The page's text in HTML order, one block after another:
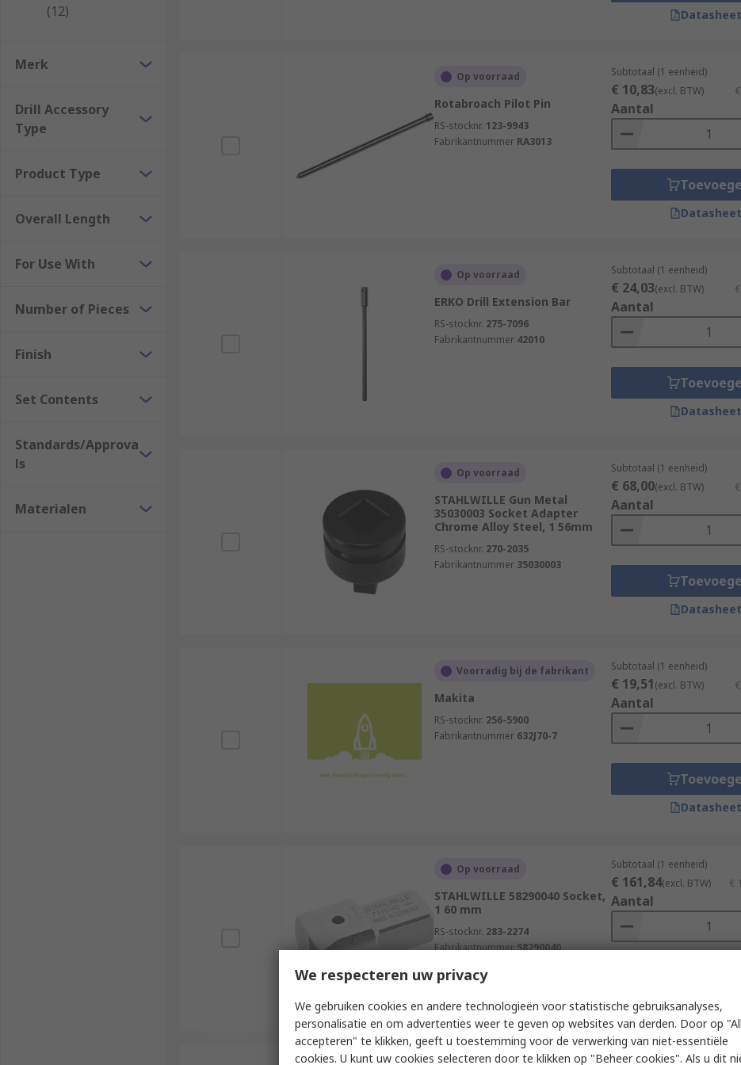
more efficient to purchase several accessories instead of a new tool, especially if your main drill is adaptable and can
(12)
Merk
Drill Accessory
Type
Product Type
Overall Length
For Use With
Number of Pieces
Finish
Set Contents
Standards/Approva
ls
Materialen
Op voorraad
Rotabroach Pilot Pin
RS-stocknr. 123-9943
Fabrikantnummer RA3013
Subtotaal (1 eenheid)
€ 10,83(excl. BTW)
Aantal
Op voorraad
ERKO Drill Extension Bar
RS-stocknr. 275-7096
Fabrikantnummer 42010
Subtotaal (1 eenheid)
€ 24,03(excl. BTW)
Aantal
Op voorraad
STAHLWILLE Gun Metal
35030003 Socket Adapter
Chrome Alloy Steel, 1 56mm
RS-stocknr. 270-2035
Fabrikantnummer 35030003
Subtotaal (1 eenheid)
€ 68,00(excl. BTW)
Aantal
Voorradig bij de fabrikant
Makita
RS-stocknr. 256-5900
Fabrikantnummer 632J70-7
Subtotaal (1 eenheid)
€ 19,51(excl. BTW)
Aantal
Op voorraad
STAHLWILLE 58290040 Socket,
1 60 mm
RS-stocknr. 283-2274
Fabrikantnummer58290040
Subtotaal (1 eenheid)
€ 161,84(excl. BTW) €
Aantal
Datasheets
Subtotaal (1 eenheid)
We respecteren uw privacy
We gebruiken cookies en andere technologieën voor statistische gebruiksanalyses,
personalisatie en om advertenties weer te geven op websites van derden. Door op
accepteren" te klikken, geeft u toestemming voor de verwerking van niet-essentiële
cookies. U kunt uw cookies selecteren door te klikken op "Beheer cookies". Als u dit